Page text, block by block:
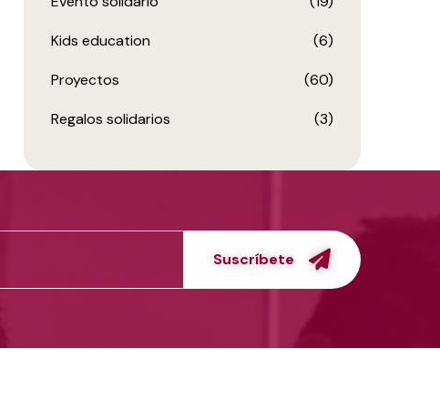
Kids education (6)
Proyectos (60)
Regalos solidarios (3)
Suscríbete